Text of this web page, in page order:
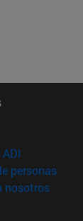
en nueva
personas
nosotros(abre